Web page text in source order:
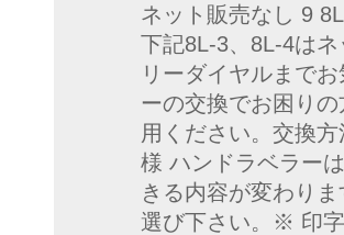
ネット販売なし 9
下記8L-3、8L-4は
リーダイヤルまで
ーの交換でお困り
用ください。交換
様 ハンドラベラー
きる内容が変わり
選び下さい。※ 印